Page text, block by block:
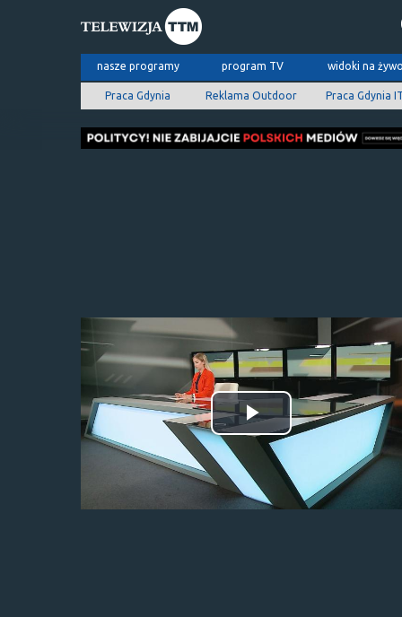
nasze programy program TV widoki na
Praca Gdynia Reklama Outdoor Praca Gdynia
Odtwórz
wideo